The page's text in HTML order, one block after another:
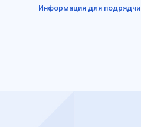
Информация для